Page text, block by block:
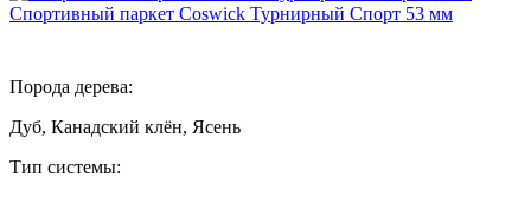
Спортивный паркет Coswick Турнирный Спорт 53 мм
Порода дерева:
Дуб, Канадский клён, Ясень
Тип системы: